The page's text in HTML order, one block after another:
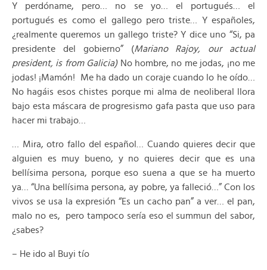
Y perdóname, pero… no se yo… el portugués… el
portugués es como el gallego pero triste… Y españoles,
¿realmente queremos un gallego triste? Y dice uno “Si, pa
presidente del gobierno” (Mariano Rajoy, our actual
president, is from Galicia)No hombre, no me jodas, ¡no me
jodas! ¡Mamón! Me ha dado un coraje cuando lo he oído…
No hagáis esos chistes porque mi alma de neoliberal llora
bajo esta máscara de progresismo gafa pasta que uso para
hacer mi trabajo…
… Mira, otro fallo del español… Cuando quieres decir que
alguien es muy bueno, y no quieres decir que es una
bellísima persona, porque eso suena a que se ha muerto
ya… “Una bellísima persona, ay pobre, ya falleció…” Con los
vivos se usa la expresión “Es un cacho pan” a ver… el pan,
malo no es, pero tampoco sería eso el summun del sabor,
¿sabes?
– He ido al Buyi tío